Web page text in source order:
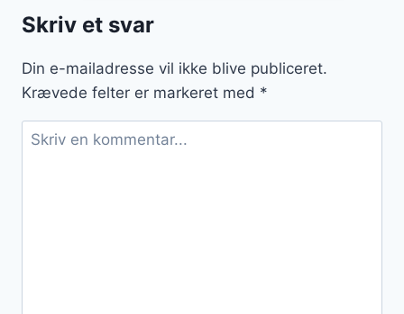
Skriv et svar
Din e-mailadresse vil ikke blive publiceret.
Krævede felter er markeret med *